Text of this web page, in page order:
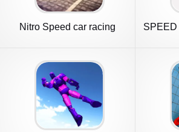
Nitro Speed car racing
SPEED